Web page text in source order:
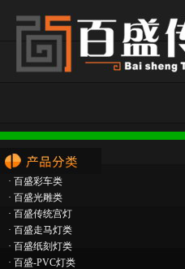
· 百盛彩车类
· 百盛光雕类
· 百盛传统宫灯
· 百盛走马灯类
· 百盛纸刻灯类
· 百盛-PVC灯类